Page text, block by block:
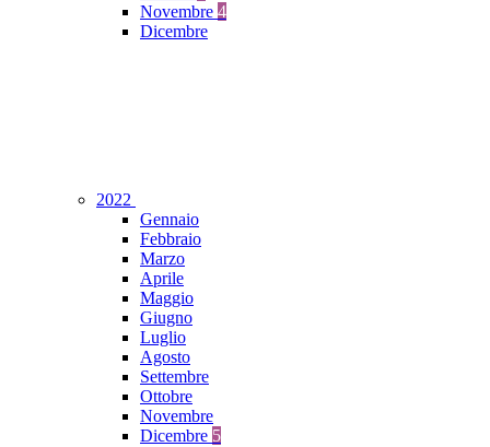
Novembre 4
Dicembre
2022
Gennaio
Febbraio
Marzo
Aprile
Maggio
Giugno
Luglio
Agosto
Settembre
Ottobre
Novembre
Dicembre 5